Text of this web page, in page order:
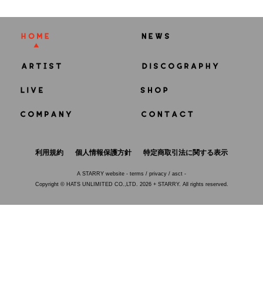
利用規約 個人情報保護方針 特定商取引法に関する表示
A STARRY website - terms / privacy / asct -
Copyright © HATS UNLIMITED CO.,LTD. 2026 + STARRY. All rights reserved.